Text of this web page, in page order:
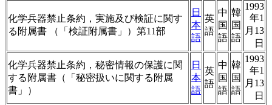
化学兵器禁止条約，実施及び検証に関す
る附属書 （「検証附属書」）第11部
日
本
語
英
語
中
国
語
韓
国
語
1993
年1
月13
日
化学兵器禁止条約，秘密情報の保護に関
する附属書（「秘密扱いに関する附属
書」）
日
本
語
英
語
中
国
語
韓
国
語
1993
年1
月13
日